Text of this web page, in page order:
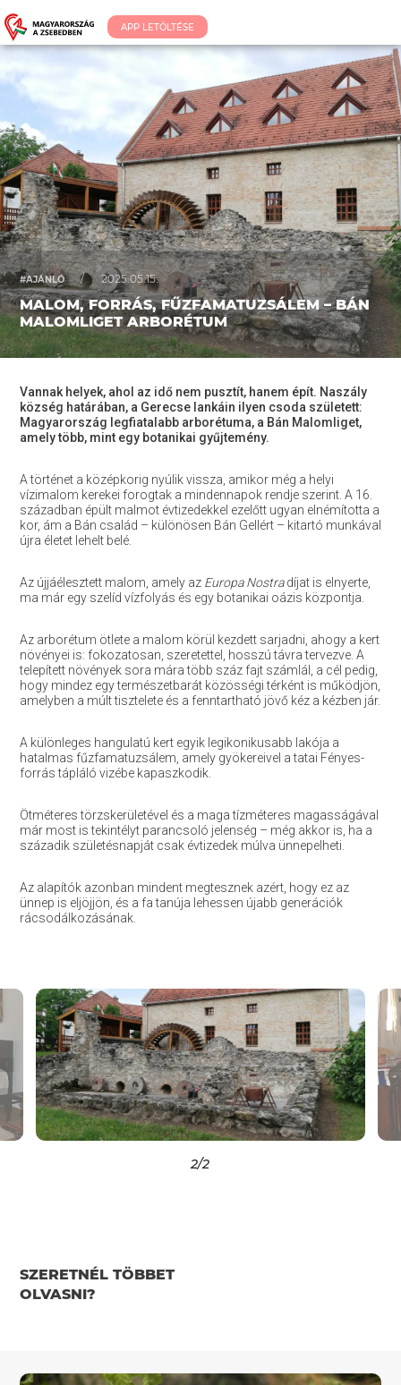
APP LETÖLTÉSE
#AJÁNLÓ / 2025.05.15.
MALOM, FORRÁS, FŰZFAMATUZSÁLEM – BÁN
MALOMLIGET ARBORÉTUM
Vannak helyek, ahol az idő nem pusztít, hanem épít. Naszály
község határában, a Gerecse lankáin ilyen csoda született:
Magyarország legfiatalabb arborétuma, a Bán Malomliget,
amely több, mint egy botanikai gyűjtemény.
A történet a középkorig nyúlik vissza, amikor még a helyi
vízimalom kerekei forogtak a mindennapok rendje szerint. A 16.
században épült malmot évtizedekkel ezelőtt ugyan elnémította a
kor, ám a Bán család – különösen Bán Gellért – kitartó munkával
újra életet lehelt belé.
Az újjáélesztett malom, amely az Europa Nostradíjat is elnyerte,
ma már egy szelíd vízfolyás és egy botanikai oázis központja.
Az arborétum ötlete a malom körül kezdett sarjadni, ahogy a kert
növényei is: fokozatosan, szeretettel, hosszú távra tervezve. A
telepített növények sora mára több száz fajt számlál, a cél pedig,
hogy mindez egy természetbarát közösségi térként is működjön,
amelyben a múlt tisztelete és a fenntartható jövő kéz a kézben jár.
A különleges hangulatú kert egyik legikonikusabb lakója a
hatalmas fűzfamatuzsálem, amely gyökereivel a tatai Fényes-
forrás tápláló vizébe kapaszkodik.
Ötméteres törzskerületével és a maga tízméteres magasságával
már most is tekintélyt parancsoló jelenség – még akkor is, ha a
századik születésnapját csak évtizedek múlva ünnepelheti.
Az alapítók azonban mindent megtesznek azért, hogy ez az
ünnep is eljöjjön, és a fa tanúja lehessen újabb generációk
rácsodálkozásának.
2/2
SZERETNÉL TÖBBET
OLVASNI?